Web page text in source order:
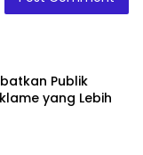
Publik
yang Lebih